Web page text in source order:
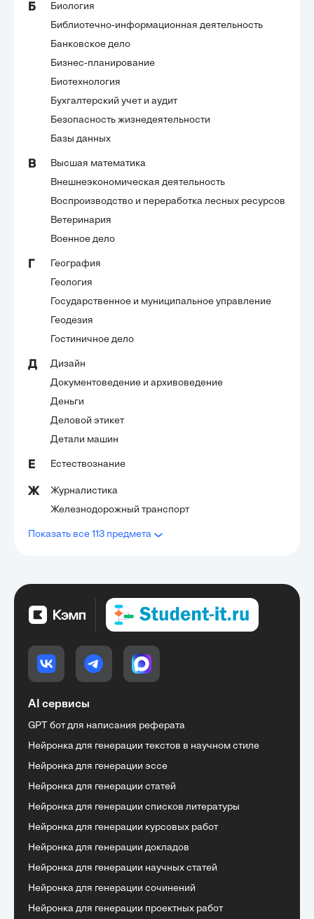
Б
Биология
Библиотечно-информационная деятельность
Банковское дело
Бизнес-планирование
Биотехнология
Бухгалтерский учет и аудит
Безопасность жизнедеятельности
Базы данных
В
Высшая математика
Внешнеэкономическая деятельность
Воспроизводство и переработка лесных ресурсов
Ветеринария
Военное дело
География
Геология
Государственное и муниципальное управление
Геодезия
Гостиничное дело
Д
Дизайн
Документоведение и архивоведение
Деньги
Деловой этикет
Детали машин
Е Естествознание
Ж
Журналистика
Железнодорожный транспорт
Показать все 113 предмета
AI сервисы
GPT бот для написания реферата
Нейронка для генерации текстов в научном стиле
Нейронка для генерации эссе
Нейронка для генерации статей
Нейронка для генерации списков литературы
Нейронка для генерации курсовых работ
Нейронка для генерации докладов
Нейронка для генерации научных статей
Нейронка для генерации сочинений
Нейронка для генерации проектных работ